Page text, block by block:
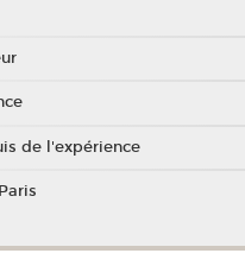
de l'expérience